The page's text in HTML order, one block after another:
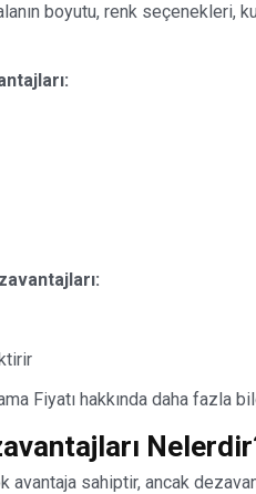
boyutu, renk seçenekleri,
Fiyatı hakkında daha fazla
sahiptir, ancak